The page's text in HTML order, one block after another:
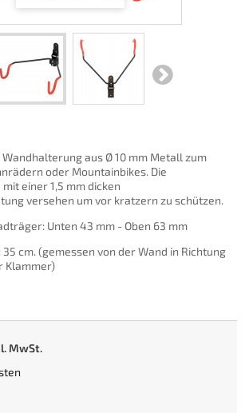
aus Ø 10 mm Metall zum
oder Mountainbikes. Die
einer 1,5 mm dicken
versehen um vor kratzern zu schützen.
Unten 43 mm - Oben 63 mm
cm. (gemessen von der Wand in Richtung
Klammer)
MwSt.